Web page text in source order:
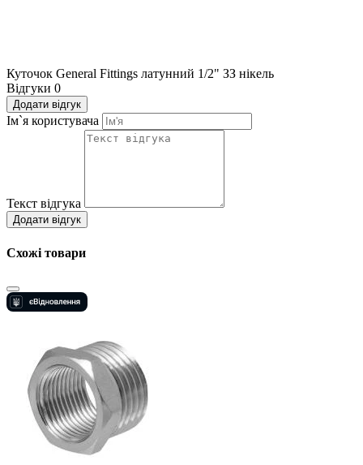
Куточок General Fittings латунний 1/2" ЗЗ нікель
Відгуки 0
Додати відгук
Ім`я користувача
Текст відгука
Додати відгук
Схожі товари